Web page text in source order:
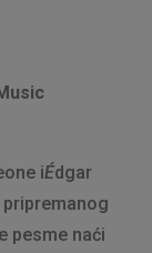
iÉdgar
pesme naći